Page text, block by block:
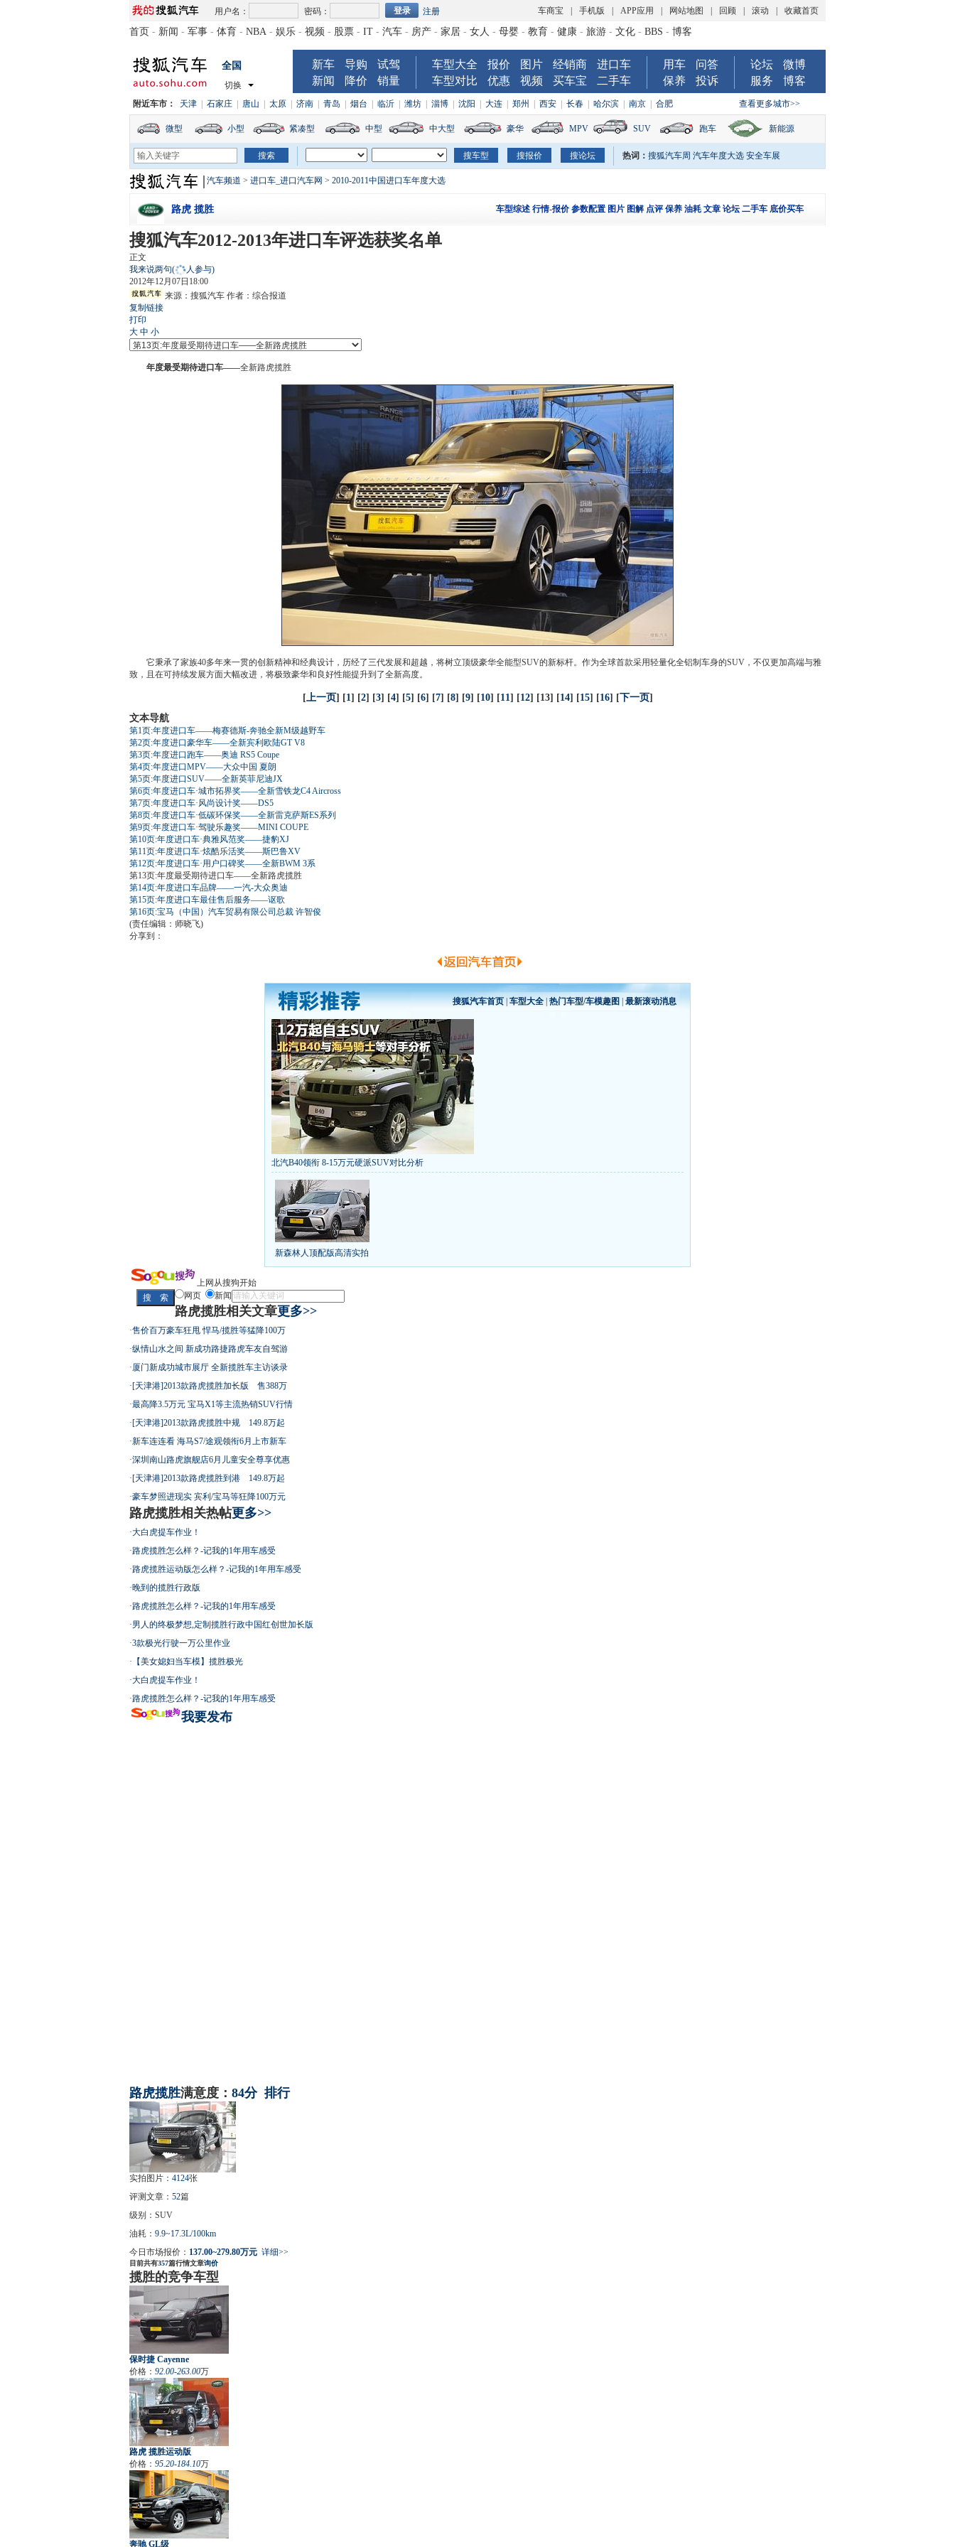
用户名： 密码： 注册 车商宝 手机版 APP应用 网站地图 回顾 滚动 收藏首页
首页 - 新闻 - 军事 - 体育 - NBA - 娱乐 - 视频 - 股票 - IT - 汽车 - 房产 - 家居 - 女人 - 母婴 - 教育 - 健康 - 旅游 - 文化 - BBS - 博客
全国
切换
新车 导购
试驾
新闻
降价 销量
车型大全 报价 图片 经销商
进口车
车型对比
优惠 视频 买车宝 二手车
用车
问答
保养
投诉
论坛
微博
服务
博客
查看更多城市>>
附近车市： 天津 石家庄 唐山 太原 济南 青岛 烟台 临沂 潍坊 淄博 沈阳 大连 郑州 西安 长春 哈尔滨 南京 合肥
微型 小型 紧凑型 中型 中大型 豪华 MPV SUV 跑车 新能源
热词： 搜狐汽车周 汽车年度大选 安全车展
汽车频道 > 进口车_进口汽车网 > 2010-2011中国进口车年度大选
车型综述 行情-报价 参数配置 图片 图解 点评 保养 油耗 文章 论坛 二手车 底价买车
路虎 揽胜
搜狐汽车2012-2013年进口车评选获奖名单
正文
我来说两句(
人参与)
2012年12月07日18:00
来源： 搜狐汽车作者：综合报道
复制链接
打印
大 中 小
年度最受期待进口车——全新路虎揽胜
它秉承了家族40多年来一贯的创新精神和经典设计，历经了三代发展和超越，将树立顶级豪华全能型SUV的新标杆。作为全球首款采用轻量化全铝制车身的SUV，不仅更加高端与雅
致，且在可持续发展方面大幅改进，将极致豪华和良好性能提升到了全新高度。
[上一页] [1] [2] [3] [4] [5] [6] [7] [8] [9] [10] [11] [12] [13] [14] [15] [16] [下一页]
文本导航
第1页:年度进口车——梅赛德斯-奔驰全新M级越野车
第2页:年度进口豪华车——全新宾利欧陆GT V8
第3页:年度进口跑车——奥迪 RS5 Coupe
第4页:年度进口MPV——大众中国 夏朗
第5页:年度进口SUV——全新英菲尼迪JX
第6页:年度进口车·城市拓界奖——全新雪铁龙C4 Aircross
第7页:年度进口车·风尚设计奖——DS5
第8页:年度进口车·低碳环保奖——全新雷克萨斯ES系列
第9页:年度进口车·驾驶乐趣奖——MINI COUPE
第10页:年度进口车·典雅风范奖——捷豹XJ
第11页:年度进口车·炫酷乐活奖——斯巴鲁XV
第12页:年度进口车·用户口碑奖——全新BWM 3系
第13页:年度最受期待进口车——全新路虎揽胜
第14页:年度进口车品牌——一汽-大众奥迪
第15页:年度进口车最佳售后服务——讴歌
第16页:宝马（中国）汽车贸易有限公司总裁 许智俊
(责任编辑：师晓飞)
分享到：
搜狐汽车首页| 车型大全| 热门车型/车模趣图 最新滚动消息
北汽B40领衔 8-15万元硬派SUV对比分析
丰田推八款低价新车 全新RAV4海外售14万
第九代雅阁/本田新小SUV
凯越已跌至8折甩卖 6款合资自主车是真的低价吗？
给中国人争气的热销SUV 全新马自达6：海外卖13万
10万元新车叫板合资 15万买车谁好
长城2013年新SUV规划曝光
全新胜达23日上市 秒杀日系的SUV
大众6万低价车
新森林人顶配版高清实拍
最强山寨 又奥迪又奔驰
上网从搜狗开始
网页
新闻
路虎揽胜相关文章更多>>
·售价百万豪车狂甩 悍马/揽胜等猛降100万
·纵情山水之间 新成功路捷路虎车友自驾游
·厦门新成功城市展厅 全新揽胜车主访谈录
·[天津港]2013款路虎揽胜加长版 售388万
·最高降3.5万元 宝马X1等主流热销SUV行情
·[天津港]2013款路虎揽胜中规 149.8万起
·新车连连看 海马S7/途观领衔6月上市新车
·深圳南山路虎旗舰店6月儿童安全尊享优惠
·[天津港]2013款路虎揽胜到港 149.8万起
·豪车梦照进现实 宾利/宝马等狂降100万元
路虎揽胜相关热帖更多>>
·大白虎提车作业！
·路虎揽胜怎么样？-记我的1年用车感受
·路虎揽胜运动版怎么样？-记我的1年用车感受
·晚到的揽胜行政版
·路虎揽胜怎么样？-记我的1年用车感受
·男人的终极梦想,定制揽胜行政中国红创世加长版
·3款极光行驶一万公里作业
· 【美女媳妇当车模】揽胜极光
·大白虎提车作业！
·路虎揽胜怎么样？-记我的1年用车感受
我要发布
路虎揽胜满意度： 84分 排行
实拍图片： 4124张
评测文章： 52篇
级别：SUV
油耗： 9.9~17.3L/100km
今日市场报价： 137.00~279.80万元 详细>>
目前共有357篇行情文章询价
揽胜的竞争车型
保时捷 Cayenne
价格： 92.00-263.00万
路虎 揽胜运动版
价格： 95.20-184.10万
奔驰 GL级